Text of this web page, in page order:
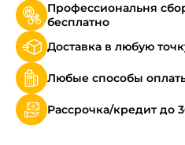
Профессиональня
бесплатно
Доставка в любую
Любые способы
Рассрочка/кредит до